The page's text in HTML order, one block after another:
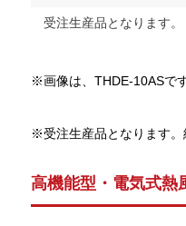
受注生産品となります。
※画像は、THDE-10ASです
※受注生産品となります。
高機能型・電気式熱